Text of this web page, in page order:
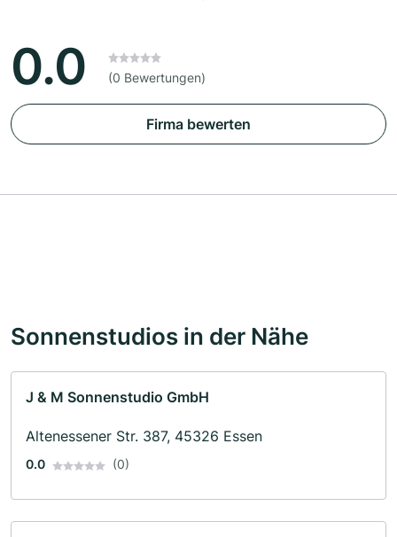
0.0 (0 Bewertungen)
Firma bewerten
Sonnenstudios in der Nähe
J & M Sonnenstudio GmbH
Altenessener Str. 387, 45326 Essen
0.0 (0)